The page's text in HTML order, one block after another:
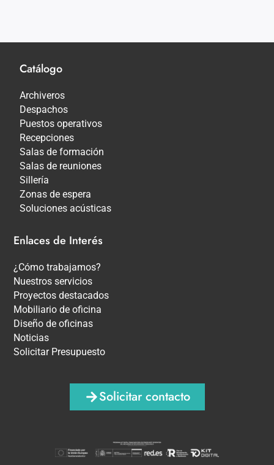
Catálogo
Archiveros
Despachos
Puestos operativos
Recepciones
Salas de formación
Salas de reuniones
Sillería
Zonas de espera
Soluciones acústicas
Enlaces de Interés
¿Cómo trabajamos?
Nuestros servicios
Proyectos destacados
Mobiliario de oficina
Diseño de oficinas
Noticias
Solicitar Presupuesto
Solicitar contacto